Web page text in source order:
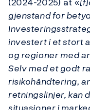
gjenstand for
investert i et stort
og regioner med
Selv med et godt
risikohåndtering,
retningslinjer, kan